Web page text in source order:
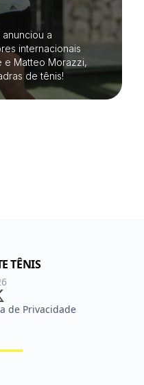
anunciou a
internacionais
e Matteo Morazzi,
de tênis!
TÊNIS
de Privacidade